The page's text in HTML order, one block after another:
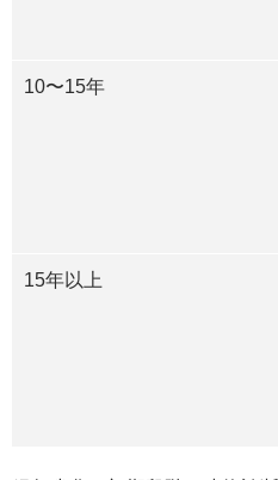
10〜15年
15年以上